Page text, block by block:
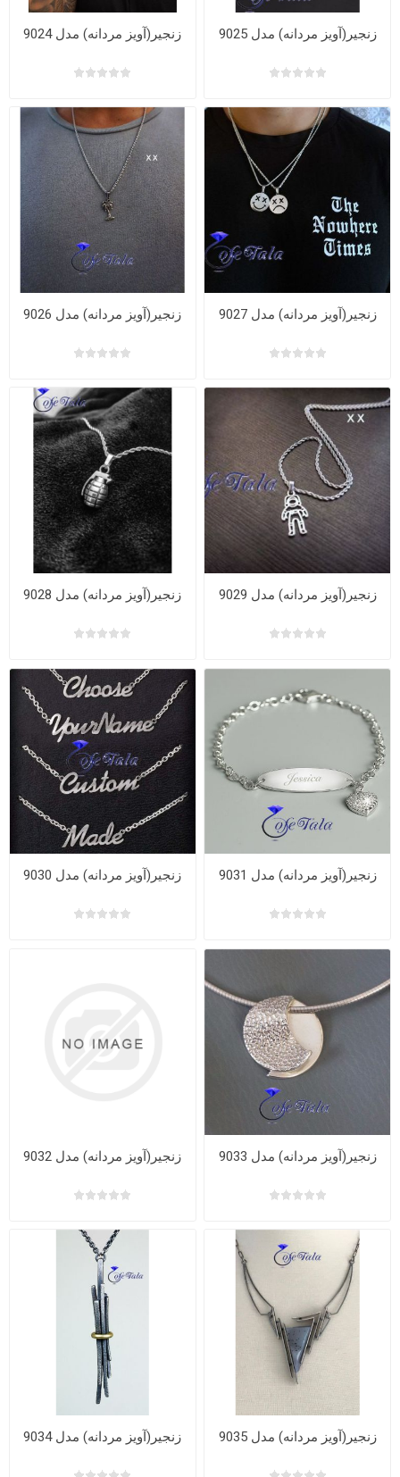
زنجیر(آویز مردانه) مدل 9024 زنجیر(آویز مردانه) مدل 9025
زنجیر(آویز مردانه) مدل 9026 زنجیر(آویز مردانه) مدل 9027
زنجیر(آویز مردانه) مدل 9028 زنجیر(آویز مردانه) مدل 9029
زنجیر(آویز مردانه) مدل 9030 زنجیر(آویز مردانه) مدل 9031
زنجیر(آویز مردانه) مدل 9032 زنجیر(آویز مردانه) مدل 9033
زنجیر(آویز مردانه) مدل 9034 زنجیر(آویز مردانه) مدل 9035